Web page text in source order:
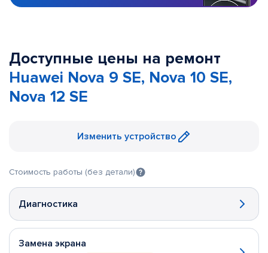
Доступные цены на ремонт
Huawei Nova 9 SE, Nova 10 SE,
Nova 12 SE
Изменить устройство
Стоимость работы (без детали)
Диагностика
Замена экрана